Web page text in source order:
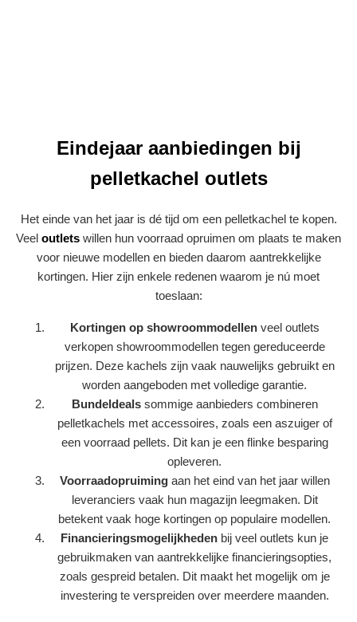
Eindejaar aanbiedingen bij
pelletkachel outlets
Het einde van het jaar is dé tijd om een pelletkachel te kopen.
Veel outlets willen hun voorraad opruimen om plaats te maken
voor nieuwe modellen en bieden daarom aantrekkelijke
kortingen. Hier zijn enkele redenen waarom je nú moet
toeslaan:
Kortingen op showroommodellenveel outlets
verkopen showroommodellen tegen gereduceerde
prijzen. Deze kachels zijn vaak nauwelijks gebruikt en
worden aangeboden met volledige garantie.
Bundeldealssommige aanbieders combineren
pelletkachels met accessoires, zoals een aszuiger of
een voorraad pellets. Dit kan je een flinke besparing
opleveren.
Voorraadopruimingaan het eind van het jaar willen
leveranciers vaak hun magazijn leegmaken. Dit
betekent vaak hoge kortingen op populaire modellen.
Financieringsmogelijkheden bij veel outlets kun je
gebruikmaken van aantrekkelijke financieringsopties,
zoals gespreid betalen. Dit maakt het mogelijk om je
investering te verspreiden over meerdere maanden.